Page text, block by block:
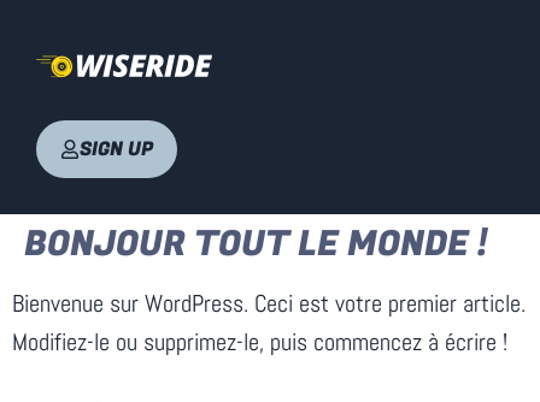
SIGN UP
BONJOUR TOUT LE MONDE !
Bienvenue sur WordPress. Ceci est votre premier article.
Modifiez-le ou supprimez-le, puis commencez à écrire !